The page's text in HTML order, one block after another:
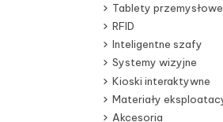
Tablety przemysłowe
RFID
Inteligentne szafy
Systemy wizyjne
Kioski interaktywne
Materiały
Akcesoria